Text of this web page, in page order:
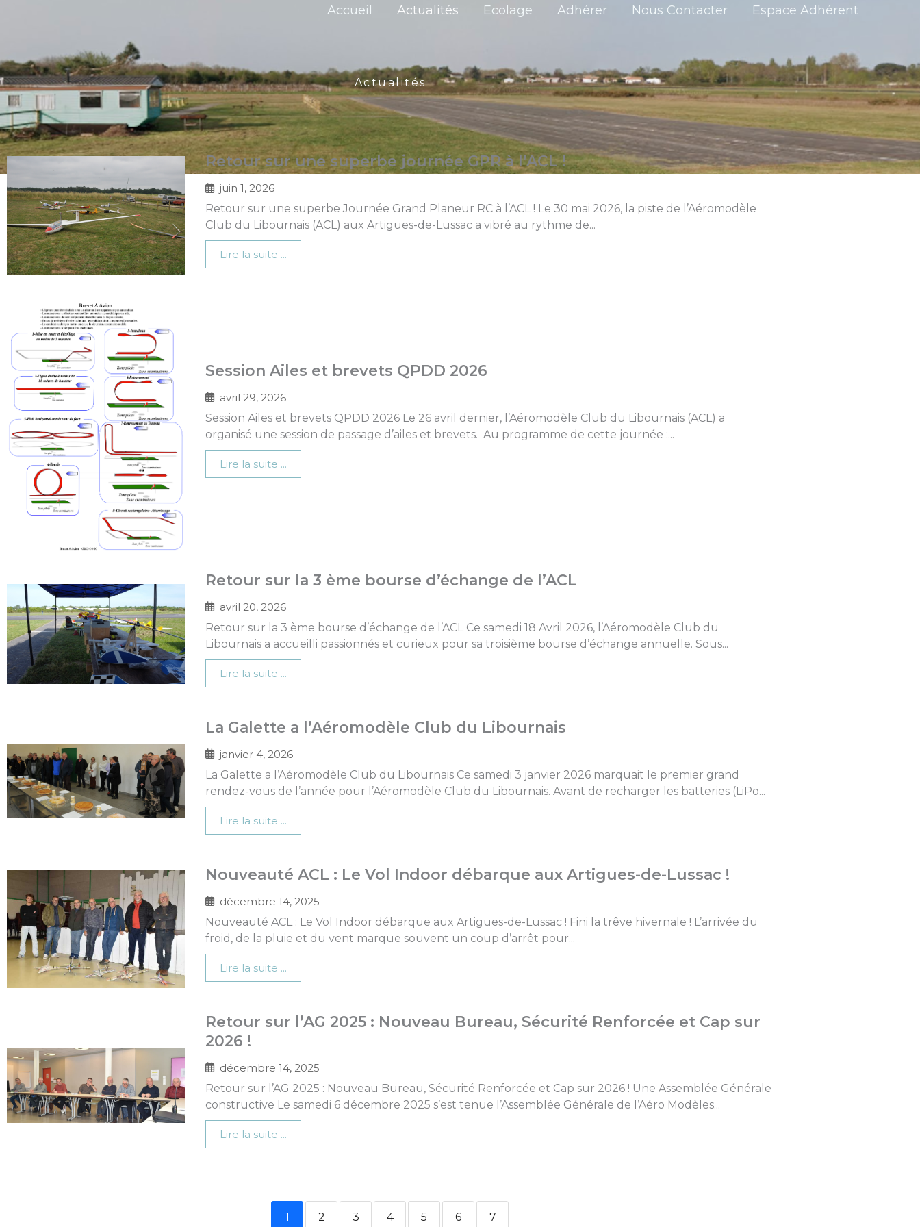
Accueil Actualités Ecolage Adhérer Nous Contacter Espace Adhérent
Actualités
Retour sur une superbe journée GPR à l’ACL !
juin 1, 2026
Retour sur une superbe Journée Grand Planeur RC à l’ACL ! Le 30 mai 2026, la piste de l’Aéromodèle
Club du Libournais (ACL) aux Artigues-de-Lussac a vibré au rythme de...
Lire la suite ...
Session Ailes et brevets QPDD 2026
avril 29, 2026
Session Ailes et brevets QPDD 2026 Le 26 avril dernier, l’Aéromodèle Club du Libournais (ACL) a
organisé une session de passage d’ailes et brevets. Au programme de cette journée :...
Lire la suite ...
Retour sur la 3 ème bourse d’échange de l’ACL
avril 20, 2026
Retour sur la 3 ème bourse d’échange de l’ACL ​Ce samedi 18 Avril 2026, l’Aéromodèle Club du
Libournais a accueilli passionnés et curieux pour sa troisième bourse d’échange annuelle. Sous...
Lire la suite ...
La Galette a l’Aéromodèle Club du Libournais
janvier 4, 2026
La Galette a l’Aéromodèle Club du Libournais Ce samedi 3 janvier 2026 marquait le premier grand
rendez-vous de l’année pour l’Aéromodèle Club du Libournais. Avant de recharger les batteries (LiPo...
Lire la suite ...
Nouveauté ACL : Le Vol Indoor débarque aux Artigues-de-Lussac !
décembre 14, 2025
Nouveauté ACL : Le Vol Indoor débarque aux Artigues-de-Lussac ! Fini la trêve hivernale ! L’arrivée du
froid, de la pluie et du vent marque souvent un coup d’arrêt pour...
Lire la suite ...
Retour sur l’AG 2025 : Nouveau Bureau, Sécurité Renforcée et Cap sur
2026 !
décembre 14, 2025
Retour sur l’AG 2025 : Nouveau Bureau, Sécurité Renforcée et Cap sur 2026 ! Une Assemblée Générale
constructive Le samedi 6 décembre 2025 s’est tenue l’Assemblée Générale de l’Aéro Modèles...
Lire la suite ...
1 2 3 4 5 6 7